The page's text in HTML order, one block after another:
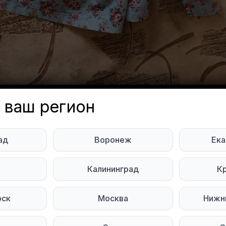
летнюю юбку с подкладом
Юность
Logunova
Объявление
регион
Воронеж
Калининград
Москва